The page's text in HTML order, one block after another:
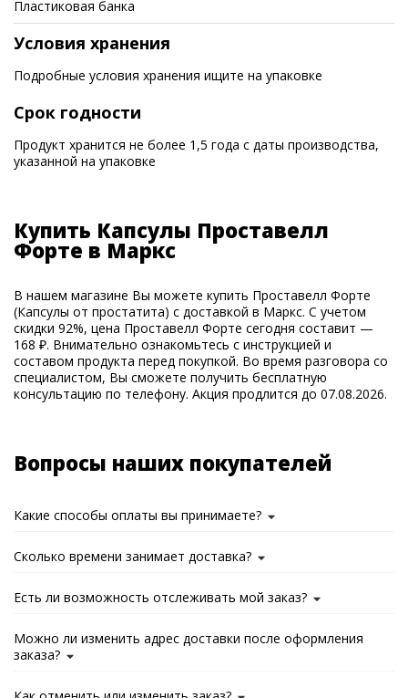
Пластиковая банка
Условия хранения
Подробные условия хранения ищите на упаковке
Срок годности
Продукт хранится не более 1,5 года с даты производства,
указанной на упаковке
Купить Капсулы Проставелл
Форте в Маркс
В нашем магазине Вы можете купить Проставелл Форте
(Капсулы от простатита) с доставкой в Маркс. С учетом
скидки 92%, цена Проставелл Форте сегодня составит —
168 ₽. Внимательно ознакомьтесь с инструкцией и
составом продукта перед покупкой. Во время разговора со
специалистом, Вы сможете получить бесплатную
консультацию по телефону. Акция продлится до 07.08.2026.
Вопросы наших покупателей
Какие способы оплаты вы принимаете?
Сколько времени занимает доставка?
Есть ли возможность отслеживать мой заказ?
Можно ли изменить адрес доставки после оформления
заказа?